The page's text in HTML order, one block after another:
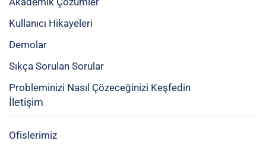
Kullanıcı Hikayeleri
Demolar
Sıkça Sorulan Sorular
Probleminizi Nasıl Çözeceğinizi Keşfedin
İletişim
Ofislerimiz